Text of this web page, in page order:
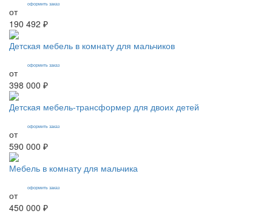
оформить заказ
от
190 492 ₽
Детская мебель в комнату для мальчиков
оформить заказ
от
398 000 ₽
Детская мебель-трансформер для двоих детей
оформить заказ
от
590 000 ₽
Мебель в комнату для мальчика
оформить заказ
от
450 000 ₽